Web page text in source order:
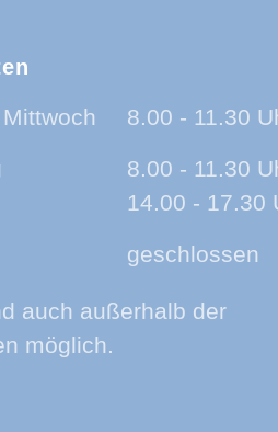
8.00 - 11.30
8.00 - 11.30
14.00 - 17.30
geschlossen
auch außerhalb der
möglich.